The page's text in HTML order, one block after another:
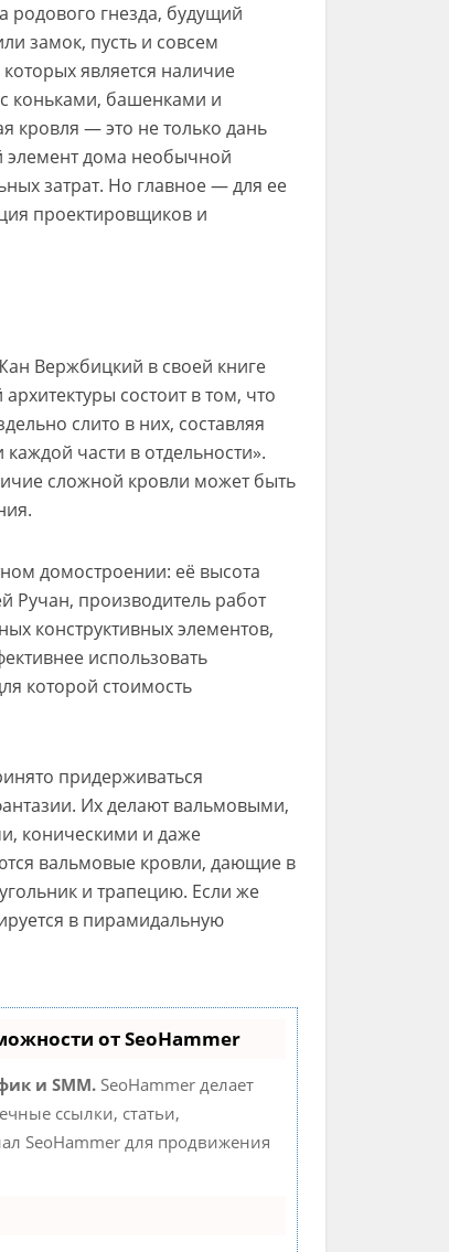
родового гнезда, будущий
замок, пусть и совсем
является наличие
коньками, башенками и
кровля — это не только дань
элемент дома необычной
затрат. Но главное — для ее
проектировщиков и
Вержбицкий в своей книге
состоит в том, что
слито в них, составляя
части в отдельности».
сложной кровли может быть
домостроении: её высота
Ручан, производитель работ
конструктивных элементов,
использовать
которой стоимость
придерживаться
Их делают вальмовыми,
коническими и даже
вальмовые кровли, дающие в
и трапецию. Если же
в пирамидальную
от SeoHammer
и SMM. SeoHammer делает
ссылки, статьи,
SeoHammer для продвижения